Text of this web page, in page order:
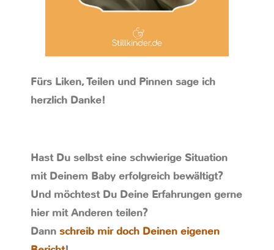
Fürs Liken, Teilen und Pinnen sage ich
herzlich Danke!
Hast Du selbst eine schwierige Situation
mit Deinem Baby erfolgreich bewältigt?
Und möchtest Du Deine Erfahrungen gerne
hier mit Anderen teilen?
Dann schreib mir doch Deinen eigenen